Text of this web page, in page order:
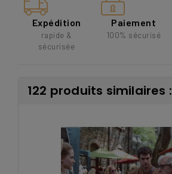
Expédition
rapide &
sécurisée
Paiement
100% sécurisé
122 produits similaires :